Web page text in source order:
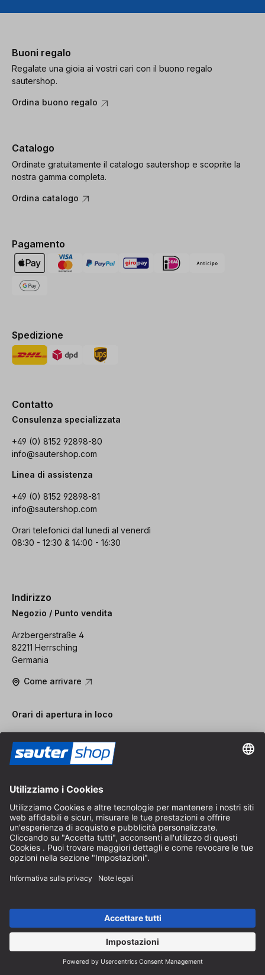
Buoni regalo
Regalate una gioia ai vostri cari con il buono regalo
sautershop.
Ordina buono regalo
Catalogo
Ordinate gratuitamente il catalogo sautershop e scoprite la
nostra gamma completa.
Ordina catalogo
Pagamento
Spedizione
Contatto
Consulenza specializzata
+49 (0) 8152 92898-80
info@sautershop.com
Linea di assistenza
+49 (0) 8152 92898-81
info@sautershop.com
Orari telefonici dal lunedì al venerdì
08:30 - 12:30 & 14:00 - 16:30
Indirizzo
Negozio / Punto vendita
Arzbergerstraße 4
82211 Herrsching
Germania
Come arrivare
Orari di apertura in loco
8:30 - 12:30 & 14:00 - 16:30
Aiuto
Indicazioni sullo scarto di batterie
Istruzioni per l'imballaggio
Spese di consegna e spedizione
Pagamento e tasse
Diritto di recesso
Revoca un contratto